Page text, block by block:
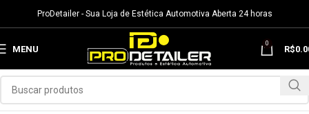
ProDetailer - Sua Loja de Estética Automotiva Aberta 24 horas
MENU
0
R$